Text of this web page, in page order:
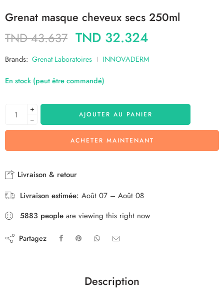
Grenat masque cheveux secs 250ml
TND43.637 TND 32.324
Brands: Grenat Laboratoires INNOVADERM
En stock (peut être commandé)
+
−
AJOUTER AU PANIER
ACHETER MAINTENANT
Livraison & retour
Livraison estimée: Août 07 – Août 08
5883 people are viewing this right now
Partagez
Description